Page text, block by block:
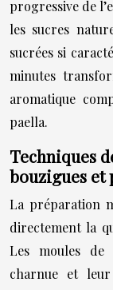
progressive de
les sucres
sucrées si
minutes
aromatique
paella.
Techniques
bouzigues et
La préparation
directement la
Les moules de
charnue et